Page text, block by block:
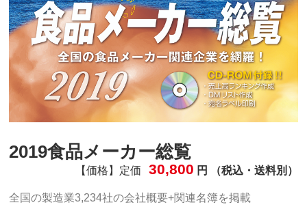
2019食品メーカー総覧
【価格】定価 30,800 円 （税込・送料別）
全国の製造業3,234社の会社概要+関連名簿を掲載